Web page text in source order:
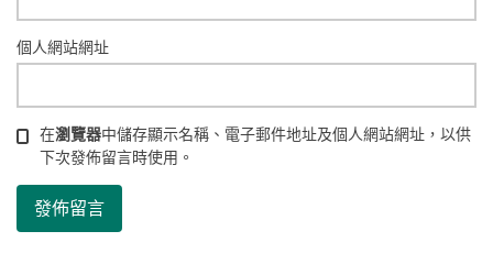
個人網站網址
在瀏覽器中儲存顯示名稱、電子郵件地址及個人網站網址，以供
下次發佈留言時使用。